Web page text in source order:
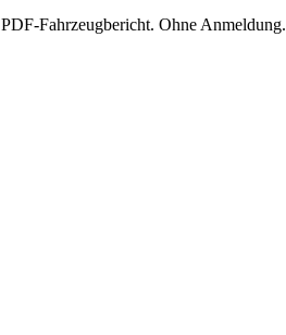
Fahrzeugbericht. Ohne Anmeldung.